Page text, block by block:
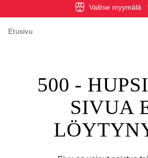
Valitse myymälä
Etusivu
500 -
SIVUA